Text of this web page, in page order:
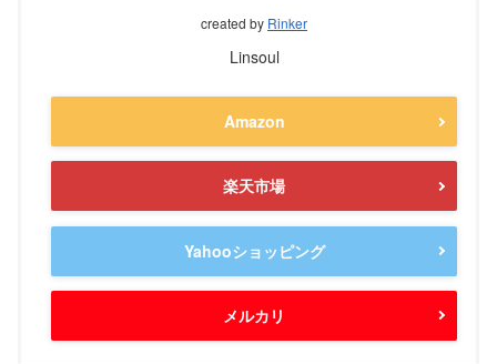
created by Rinker
Linsoul
Amazon
楽天市場
Yahooショッピング
メルカリ